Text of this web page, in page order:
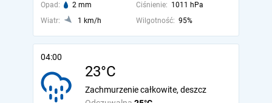
Opad: 2 mm Ciśnienie: 1011 hPa
Wiatr:
1 km/h Wilgotność: 95%
04:00
23°C
Zachmurzenie całkowite, deszcz